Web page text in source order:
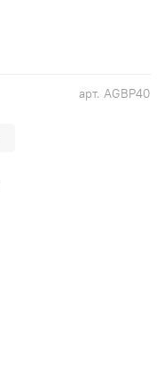
арт. AGBP40